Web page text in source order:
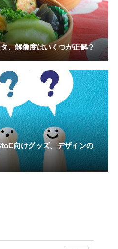
、解像度はいくつが正解？
向けグッズ、デザインの